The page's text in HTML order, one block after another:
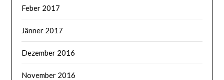
Feber 2017
Jänner 2017
Dezember 2016
November 2016